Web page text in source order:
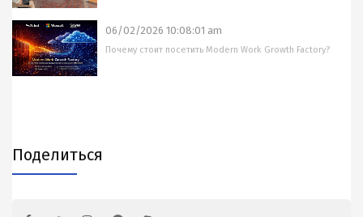
06/02/2026 10:08:01 am
Почему стоит посетить Modern Work Growth Factory?
Поделиться